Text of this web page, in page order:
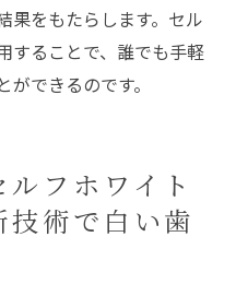
果をもたらします。セル
することで、誰でも手軽
できるのです。
フホワイト
術で白い歯